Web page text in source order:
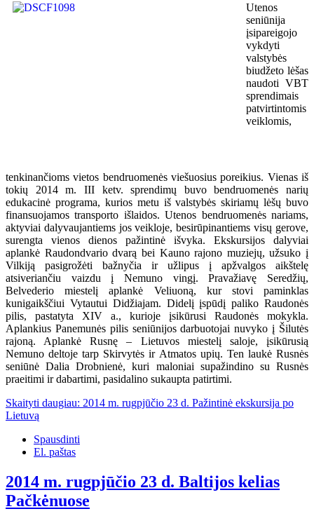
Utenos
seniūnija
įsipareigojo
vykdyti
valstybės
biudžeto lėšas
naudoti VBT
sprendimais
patvirtintomis
veiklomis,
tenkinančioms vietos bendruomenės viešuosius poreikius. Vienas iš
tokių 2014 m. III ketv. sprendimų buvo bendruomenės narių
edukacinė programa, kurios metu iš valstybės skiriamų lėšų buvo
finansuojamos transporto išlaidos. Utenos bendruomenės nariams,
aktyviai dalyvaujantiems jos veikloje, besirūpinantiems visų gerove,
surengta vienos dienos pažintinė išvyka. Ekskursijos dalyviai
aplankė Raudondvario dvarą bei Kauno rajono muziejų, užsuko į
Vilkiją pasigrožėti bažnyčia ir užlipus į apžvalgos aikštelę
atsiveriančiu vaizdu į Nemuno vingį. Pravažiavę Seredžių,
Belvederio miestelį aplankė Veliuoną, kur stovi paminklas
kunigaikščiui Vytautui Didžiajam. Didelį įspūdį paliko Raudonės
pilis, pastatyta XIV a., kurioje įsikūrusi Raudonės mokykla.
Aplankius Panemunės pilis seniūnijos darbuotojai nuvyko į Šilutės
rajoną. Aplankė Rusnę – Lietuvos miestelį saloje, įsikūrusią
Nemuno deltoje tarp Skirvytės ir Atmatos upių. Ten laukė Rusnės
seniūnė Dalia Drobnienė, kuri maloniai supažindino su Rusnės
praeitimi ir dabartimi, pasidalino sukaupta patirtimi.
Skaityti daugiau: 2014 m. rugpjūčio 23 d. Pažintinė ekskursija po
Lietuvą
Spausdinti
El. paštas
2014 m. rugpjūčio 23 d. Baltijos kelias
Pačkėnuose